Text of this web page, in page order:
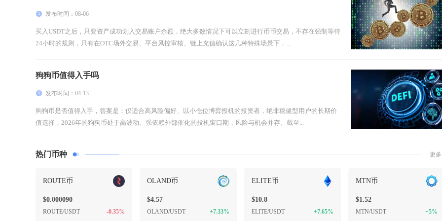
发布时间：08-06
买入USDT之后，只要资产成功划入交易账户余额，绝大多数情况下可以立刻进行币币交易，不存在强制等待
24小时的规则，只有在OTC场外交易、平台风控审核、链上充值确认这几种特殊场景下，...
狗狗币值得入手吗
发布时间：04-13
狗狗币是否值得入手，答案是：仅适合高风险偏好、以小仓位博弈投机的投资者，绝非稳健型用户的长期价
值选择，2026年的狗狗币处于高波动、强依赖外部催化的投机窗口期，风险与机会并存。截至...
热门币种 更
ROUTE币
$0.000090
ROUTE/USDT -0.35%
OLAND币
$4.57
OLAND/USDT +7.33%
ELITE币
$10.8
ELITE/USDT +7.65%
MTN币
$1.52
MTN/USDT +5%